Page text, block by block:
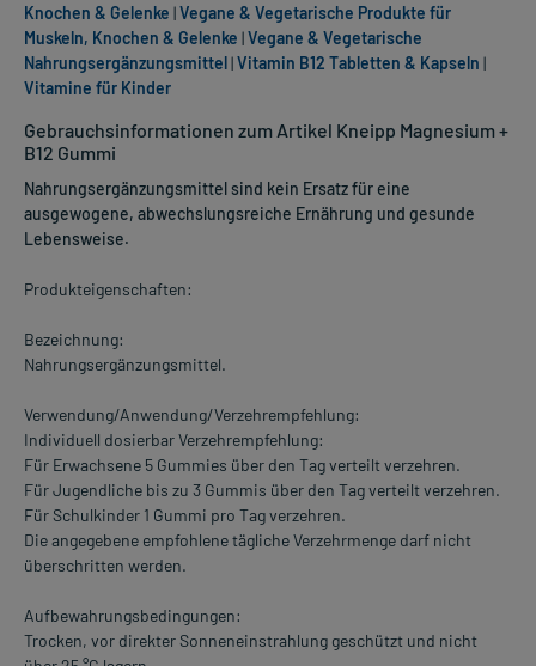
Gebrauchsinformationen zum Artikel Kneipp Magnesium +
B12 Gummi
Nahrungsergänzungsmittel sind kein Ersatz für eine
ausgewogene, abwechslungsreiche Ernährung und gesunde
Lebensweise.
Produkteigenschaften:
Bezeichnung:
Nahrungsergänzungsmittel.
Verwendung/Anwendung/Verzehrempfehlung:
Individuell dosierbar Verzehrempfehlung:
Für Erwachsene 5 Gummies über den Tag verteilt verzehren.
Für Jugendliche bis zu 3 Gummis über den Tag verteilt verzehren.
Für Schulkinder 1 Gummi pro Tag verzehren.
Die angegebene empfohlene tägliche Verzehrmenge darf nicht
überschritten werden.
Aufbewahrungsbedingungen:
Trocken, vor direkter Sonneneinstrahlung geschützt und nicht
Knochen & Gelenke |Vegane & Vegetarische Produkte für
Muskeln, Knochen & Gelenke |Vegane & Vegetarische
Nahrungsergänzungsmittel|Vitamin B12 Tabletten & Kapseln |
Vitamine für Kinder